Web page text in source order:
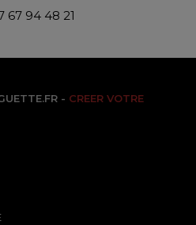
67 94 48 21
- CREER VOTRE